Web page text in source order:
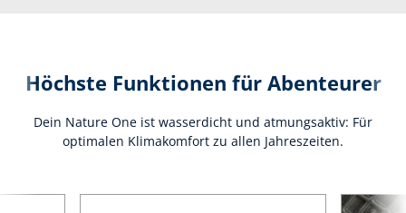
Höchste Funktionen für Abenteurer
Dein Nature One ist wasserdicht und atmungsaktiv: Für
optimalen Klimakomfort zu allen Jahreszeiten.